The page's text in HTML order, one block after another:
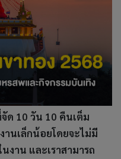
ด 10 วัน 10 คืนเต็ม
นเล็กน้อยโดยจะไม่มี
งาน และเราสามารถ